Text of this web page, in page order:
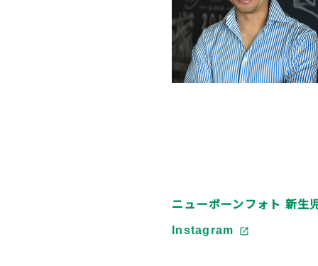
ニューボーンフォト 新
Instagram